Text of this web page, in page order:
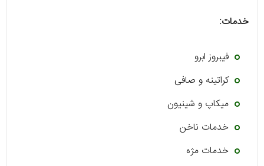
خدمات:
فیبروز ابرو
کراتینه و صافی
میکاپ و شینیون
خدمات ناخن
خدمات مژه